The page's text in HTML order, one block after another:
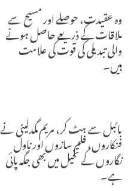
وہ عقیدت، حوصلے اور مسیح سے
ملاقات کے ذریعے حاصل ہونے
والی تبدیلی کی قوت کی علامت
ہیں۔
بائبل سے ہٹ کر، مریم مگدلینی نے
فنکاروں، فلم سازوں اور ناول
نگاروں کے تخیل میں بھی جگہ پائی
ہے۔